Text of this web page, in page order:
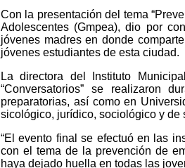
Con la presentación del tema
Adolescentes (Gmpea), dio por
jóvenes madres en donde
jóvenes estudiantes de esta ciudad.
La directora del Instituto
“Conversatorios” se realizaron
preparatorias, así como en
sicológico, jurídico, sociológico y de
“El evento final se efectuó en las
con el tema de la prevención de
haya dejado huella en todas las